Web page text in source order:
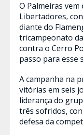
O Palmeiras
Libertadores,
diante do
tricampeonato
contra o Cerro
passo para esse
A campanha na
vitórias em seis
liderança do
três sofridos,
defesa da